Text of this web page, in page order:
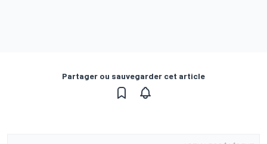
Partager ou sauvegarder cet article